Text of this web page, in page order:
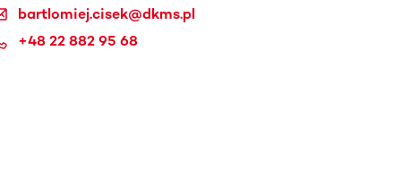
bartlomiej.cisek@dkms.pl
+48 22 882 95 68